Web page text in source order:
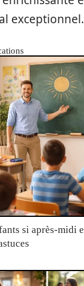
exceptionnel.
si après-midi